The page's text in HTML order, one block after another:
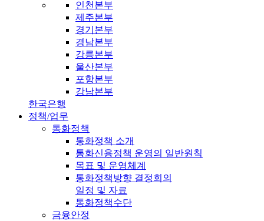
인천본부
제주본부
경기본부
경남본부
강릉본부
울산본부
포항본부
강남본부
한국은행
정책/업무
통화정책
통화정책 소개
통화신용정책 운영의 일반원칙
목표 및 운영체계
통화정책방향 결정회의
일정 및 자료
통화정책수단
금융안정